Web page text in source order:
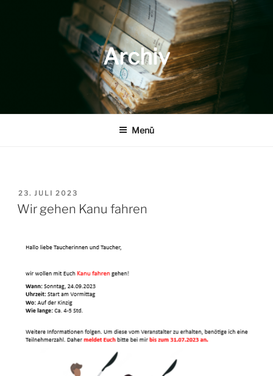
Archiv
Menü
VERÖFFENTLICHT
AM
23. JULI 2023
Wir gehen Kanu fahren